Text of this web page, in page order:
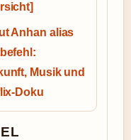
Anhan alias
Musik und
Doku